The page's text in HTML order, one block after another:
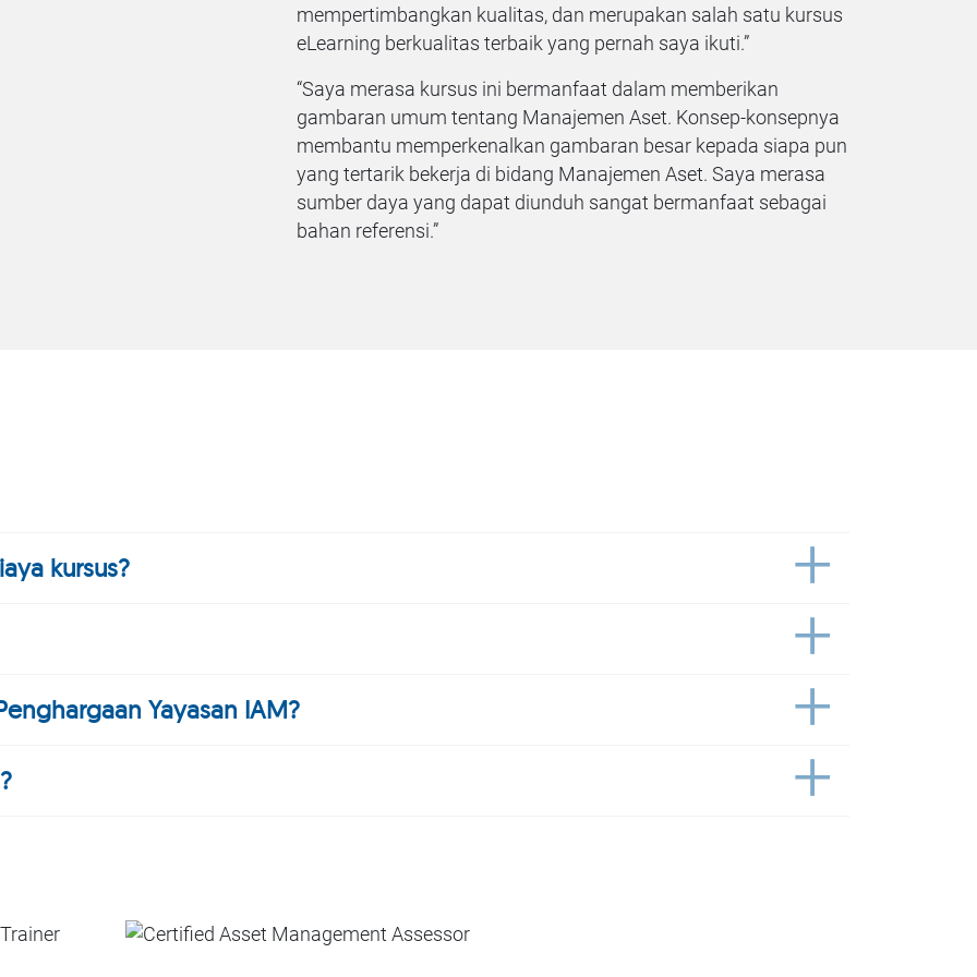
mempertimbangkan kualitas, dan merupakan salah satu kursus
eLearning berkualitas terbaik yang pernah saya ikuti.”
“Saya merasa kursus ini bermanfaat dalam memberikan
gambaran umum tentang Manajemen Aset. Konsep-konsepnya
membantu memperkenalkan gambaran besar kepada siapa pun
yang tertarik bekerja di bidang Manajemen Aset. Saya merasa
sumber daya yang dapat diunduh sangat bermanfaat sebagai
bahan referensi.”
kursus?
Yayasan IAM?